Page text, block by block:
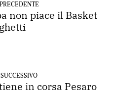
non piace il Basket
in corsa Pesaro